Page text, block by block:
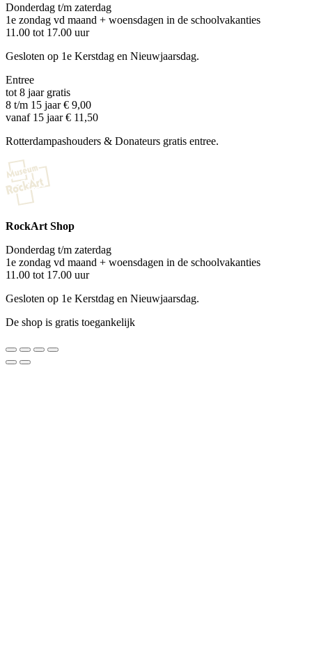
Donderdag t/m zaterdag
1e zondag vd maand + woensdagen in de schoolvakanties
11.00 tot 17.00 uur
Gesloten op 1e Kerstdag en Nieuwjaarsdag.
Entree
tot 8 jaar gratis
8 t/m 15 jaar € 9,00
vanaf 15 jaar € 11,50
Rotterdampashouders & Donateurs gratis entree.
RockArt Shop
Donderdag t/m zaterdag
1e zondag vd maand + woensdagen in de schoolvakanties
11.00 tot 17.00 uur
Gesloten op 1e Kerstdag en Nieuwjaarsdag.
De shop is gratis toegankelijk